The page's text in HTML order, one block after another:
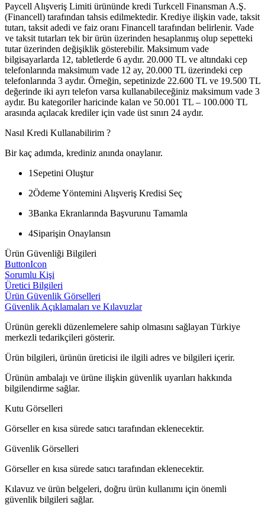
Paycell Alışveriş Limiti ürününde kredi Turkcell Finansman A.Ş.
(Financell) tarafından tahsis edilmektedir. Krediye ilişkin vade, taksit
tutarı, taksit adedi ve faiz oranı Financell tarafından belirlenir. Vade
ve taksit tutarları tek bir ürün üzerinden hesaplanmış olup sepetteki
tutar üzerinden değişiklik gösterebilir. Maksimum vade
bilgisayarlarda 12, tabletlerde 6 aydır. 20.000 TL ve altındaki cep
telefonlarında maksimum vade 12 ay, 20.000 TL üzerindeki cep
telefonlarında 3 aydır. Örneğin, sepetinizde 22.600 TL ve 19.500 TL
değerinde iki ayrı telefon varsa kullanabileceğiniz maksimum vade 3
aydır. Bu kategoriler haricinde kalan ve 50.001 TL – 100.000 TL
arasında açılacak krediler için vade üst sınırı 24 aydır.
Nasıl Kredi Kullanabilirim ?
Bir kaç adımda, krediniz anında onaylanır.
1 Sepetini Oluştur
2Ödeme Yöntemini Alışveriş Kredisi Seç
3Banka Ekranlarında Başvurunu Tamamla
4Siparişin Onaylansın
Ürün Güvenliği Bilgileri
ButtonIcon
Sorumlu Kişi
Üretici Bilgileri
Ürün Güvenlik Görselleri
Güvenlik Açıklamaları ve Kılavuzlar
Ürünün gerekli düzenlemelere sahip olmasını sağlayan Türkiye
merkezli tedarikçileri gösterir.
Ürün bilgileri, ürünün üreticisi ile ilgili adres ve bilgileri içerir.
Ürünün ambalajı ve ürüne ilişkin güvenlik uyarıları hakkında
bilgilendirme sağlar.
Kutu Görselleri
Görseller en kısa sürede satıcı tarafından eklenecektir.
Güvenlik Görselleri
Görseller en kısa sürede satıcı tarafından eklenecektir.
Kılavuz ve ürün belgeleri, doğru ürün kullanımı için önemli
güvenlik bilgileri sağlar.